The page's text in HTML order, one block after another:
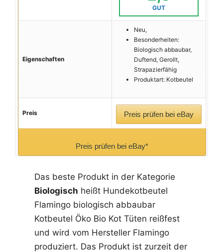
GUT
Eigenschaften
Neu,
Besonderheiten:
Biologisch abbaubar,
Duftend, Gerollt,
Strapazierfähig
Produktart: Kotbeutel
Preis Preis prüfen bei eBay
Preis prüfen bei eBay*
Das beste Produkt in der Kategorie
Biologisch heißt Hundekotbeutel
Flamingo biologisch abbaubar
Kotbeutel Öko Bio Kot Tüten reißfest
und wird vom Hersteller Flamingo
produziert. Das Produkt ist zurzeit der